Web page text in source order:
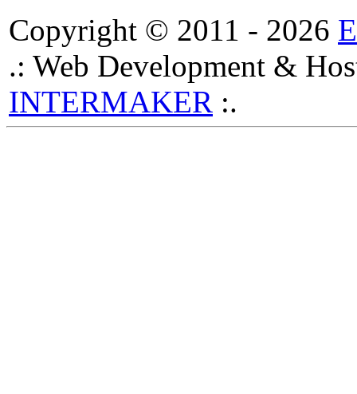
Copyright © 2011 - 2026
.: Web Development &
INTERMAKER :.